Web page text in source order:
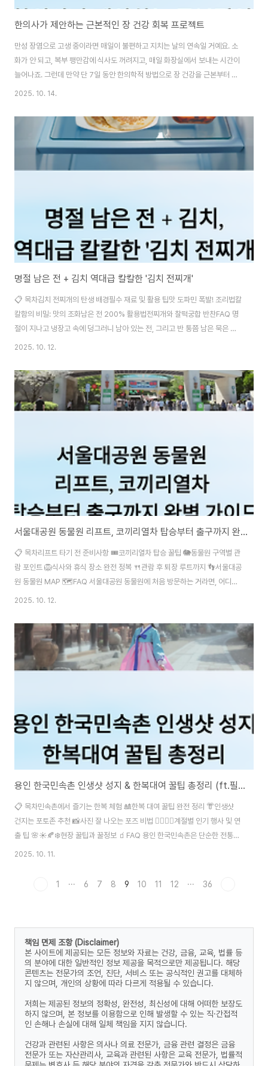
한의사가 제안하는 근본적인 장 건강 회복 프로젝트
만성 장염으로 고생 중이라면 매일이 불편하고 지치는 날의 연속일 거예요. 소
화가 안 되고, 복부 팽만감에 식사도 꺼려지고, 매일 화장실에서 보내는 시간이
늘어나죠. 그런데 만약 단 7일 동안 한의학적 방법으로 장 건강을 근본부터 회
복할 수 있는 프로젝트가 있다면 어떨까요? 이번 글에서는 실제 한의사들이 제
한방 차 활용법까지 모두 담았으니 꾸준히 따라 하면 장이 달라지는 걸 직접 느
낄 수 있을 거예요 😊 📋 목차만성 장염의 원인과 한의학적 이해1~3일차: 해
독과 안정화 단계4~5일차: 재생과 회복 단계6~7일차: 강화와 정착 단계한방
식재료와 효능 소개생활 습관 & 복부 관리법FAQ 🩺 만성 장염의 원인과 한의
2025. 10. 14.
명절 남은 전 + 김치 역대급 칼칼한 '김치 전찌개'
📋 목차김치 전찌개의 탄생 배경필수 재료 및 활용 팁맛 도파민 폭발! 조리법칼
칼함의 비밀: 맛의 조화남은 전 200% 활용법전찌개와 찰떡궁합 반찬FAQ 명
절이 지나고 냉장고 속에 덩그러니 남아 있는 전, 그리고 반 통쯤 남은 묵은 김
치... 이 두 가지를 그냥 버리기엔 너무 아깝지 않나요? 바로 여기서 진짜 '냉장
소함과 김치의 칼칼함이 만나 기막힌 조화를 이루는 요리! 이름하여 '김치 전찌
개'예요. 이건 진짜 해보면 그저 전과 김치를 처리하는 레벨이 아니라, 새롭게
탄생한 별미로 느껴질 거예요. 🍲🍳 김치 전찌개의 탄생 배경 명절 다음 날이
2025. 10. 12.
서울대공원 동물원 리프트, 코끼리열차 탑승부터 출구까지 완벽 가이드
📋 목차리프트 타기 전 준비사항 🎟️코끼리열차 탑승 꿀팁 🐘동물원 구역별 관
람 포인트 🦁식사와 휴식 장소 완전 정복 🍴관람 후 퇴장 루트까지 👣서울대공
원 동물원 MAP 🗺️FAQ 서울대공원 동물원에 처음 방문하는 거라면, 어디로
가야 할지, 뭘 먼저 봐야 할지 많이 헷갈릴 수 있어요. 저도 처음 갔을 때 리프트
부터 마지막 출구로 나올 때까지의 완벽한 동선을 알려드릴게요. 특히 가족 단
위나 어린이와 함께하는 분들에게 유용한 관람 루트, 체력 안배 꿀팁, 쉬어가기
좋은 공간도 함께 소개해드려요. 실제로 걷는 길 기준으로 동선 따라 구성했기
때문에 마치 함께 걷는 듯한 기분이 들 거예요. 자, 그럼 리프트 타기 전 어..
2025. 10. 12.
용인 한국민속촌 인생샷 성지 & 한복대여 꿀팁 총정리 (ft.필수 코스)
📋 목차민속촌에서 즐기는 한복 체험 🎎한복 대여 꿀팁 완전 정리 👘인생샷
건지는 포토존 추천 📸사진 잘 나오는 포즈 비법 🧍‍♀️🧍‍♂️계절별 인기 행사 및 연
출 팁 🌸☀️🍂❄️현장 꿀팁과 꿀정보 🧃FAQ 용인 한국민속촌은 단순한 전통문
화 테마파크를 넘어서, 한복을 입고 조선 시대를 살아보는 듯한 특별한 체험이
2025. 10. 11.
1 ··· 6 7 8 9 10 11 12 ··· 36
책임 면제 조항 (Disclaimer)
본 사이트에 제공되는 모든 정보와 자료는 건강, 금융, 교육, 법률 등
의 분야에 대한 일반적인 정보 제공을 목적으로만 제공됩니다. 해당
콘텐츠는 전문가의 조언, 진단, 서비스 또는 공식적인 권고를 대체하
지 않으며, 개인의 상황에 따라 다르게 적용될 수 있습니다.
저희는 제공된 정보의 정확성, 완전성, 최신성에 대해 어떠한 보장도
하지 않으며, 본 정보를 이용함으로 인해 발생할 수 있는 직·간접적
인 손해나 손실에 대해 일체 책임을 지지 않습니다.
건강과 관련된 사항은 의사나 의료 전문가, 금융 관련 결정은 금융
전문가 또는 자산관리사, 교육과 관련된 사항은 교육 전문가, 법률적